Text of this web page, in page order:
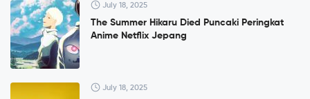
July 18, 2025
The Summer Hikaru Died Puncaki Peringkat
Anime Netflix Jepang
July 18, 2025